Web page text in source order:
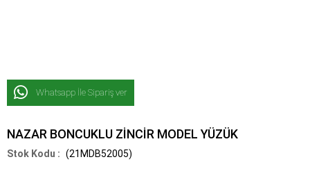
Whatsapp İle Sipariş ver
NAZAR BONCUKLU ZİNCİR MODEL YÜZÜK
(21MDB52005)